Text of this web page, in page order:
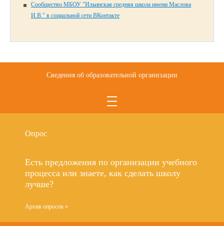
Сообщество МБОУ "Ильинская средняя школа имени Маслова
И.В." в социальной сети ВКонтакте
Сведения об образовательной организации
Опрос
Есть предложения по организации учебного
процесса или знаете, как сделать школу
лучше?
Архив опросов »